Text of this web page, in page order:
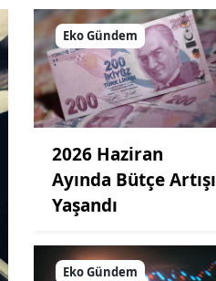
Eko Gündem
2026 Haziran
Ayında Bütçe Artışı
Yaşandı
Eko Gündem